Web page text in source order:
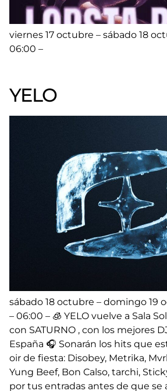
viernes 17 octubre – sábado 18
06:00 –
YELO
sábado 18 octubre – domingo 19
– 06:00 – 🧊 YELO vuelve a Sala
con SATURNO , con los mejores
España 🎧 Sonarán los hits que
oir de fiesta: Disobey, Metrika,
Yung Beef, Bon Calso, tarchi,
por tus entradas antes de que